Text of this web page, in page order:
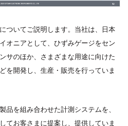
ついてご説明します。当社は、日本
オニアとして、ひずみゲージをセン
サのほか、さまざまな用途に向けた
を開発し、生産・販売を行っていま
品を組み合わせた計測システムを、
てお客さまに提案し、提供していま